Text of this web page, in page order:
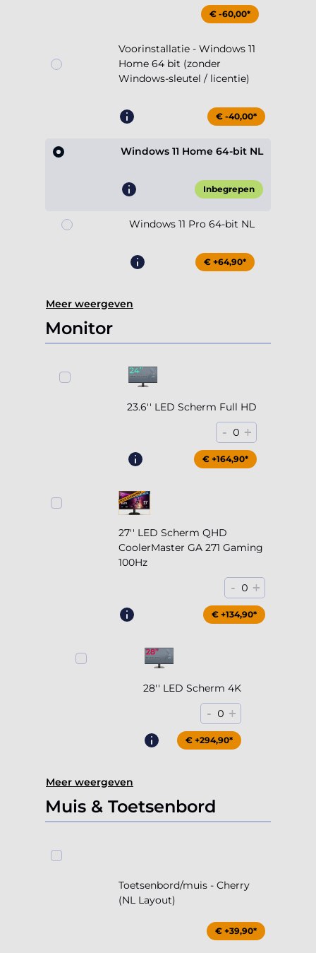
€ -60,00*
Voorinstallatie - Windows 11
Home 64 bit (zonder
Windows-sleutel / licentie)
€ -40,00*
Windows 11 Home 64-bit NL
Inbegrepen
Windows 11 Pro 64-bit NL
€ +64,90*
Meer weergeven
Monitor
23.6'' LED Scherm Full HD
- 0 +
€ +164,90*
27'' LED Scherm QHD
CoolerMaster GA 271 Gaming
100Hz
- 0 +
€ +204,90*
€ +134,90*
28'' LED Scherm 4K
- 0 +
€ +294,90*
Meer weergeven
Muis & Toetsenbord
Toetsenbord/muis - Cherry
(NL Layout)
€ +39,90*